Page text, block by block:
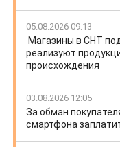
05.08.2026 09:13
Магазины в СНТ
реализуют
происхождения
03.08.2026 12:05
За обман
смартфона